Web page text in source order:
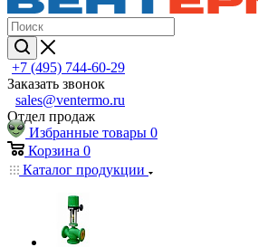
+7 (495) 744-60-29
Заказать звонок
sales@ventermo.ru
Отдел продаж
Избранные товары 0
Корзина 0
Каталог продукции